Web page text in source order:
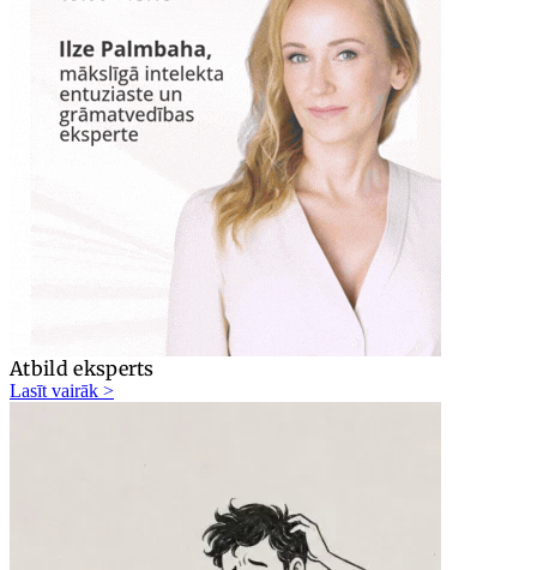
Atbild eksperts
Lasīt vairāk >